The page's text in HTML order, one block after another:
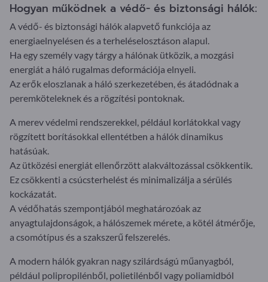
Hogyan működnek a védő- és biztonsági hálók:
A védő- és biztonsági hálók alapvető funkciója az
energiaelnyelésen és a terheléselosztáson alapul.
Ha egy személy vagy tárgy a hálónak ütközik, a mozgási
energiát a háló rugalmas deformációja elnyeli.
Az erők eloszlanak a háló szerkezetében, és átadódnak a
peremköteleknek és a rögzítési pontoknak.
A merev védelmi rendszerekkel, például korlátokkal vagy
rögzített borításokkal ellentétben a hálók dinamikus
hatásúak.
Az ütközési energiát ellenőrzött alakváltozással csökkentik.
Ez csökkenti a csúcsterhelést és minimalizálja a sérülés
kockázatát.
A védőhatás szempontjából meghatározóak az
anyagtulajdonságok, a hálószemek mérete, a kötél átmérője,
a csomótípus és a szakszerű felszerelés.
A modern hálók gyakran nagy szilárdságú műanyagból,
például polipropilénből, polietilénből vagy poliamidból